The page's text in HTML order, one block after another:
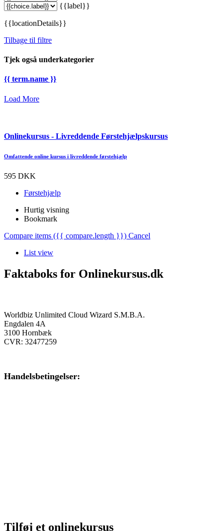
{{label}}
{{locationDetails}}
Tilbage til filtre
Tjek også underkategorier
{{ term.name }}
Load More
Onlinekursus - Livreddende Førstehjælpskursus
Omfattende online kursus i livreddende førstehjælp
595 DKK
Førstehjælp
Hurtig visning
Bookmark
Compare items ({{ compare.length }}) Cancel
List view
Faktaboks for Onlinekursus.dk
Worldbiz Unlimited Cloud Wizard S.M.B.A.
Engdalen 4A
3100 Hornbæk
CVR: 32477259
Handelsbetingelser:
Tilføj et onlinekursus